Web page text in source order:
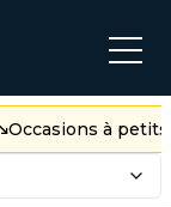
Occasions à